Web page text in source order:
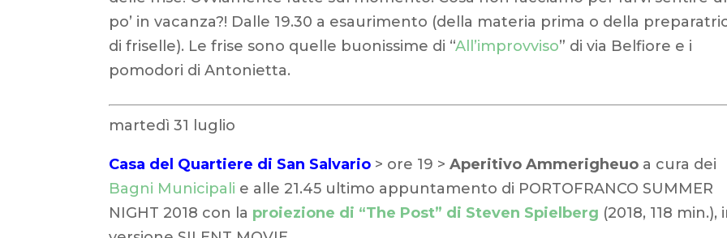
po’ in vacanza?! Dalle 19.30 a esaurimento (della materia prima o della
di friselle). Le frise sono quelle buonissime di “All’improvviso” di via Belfiore e i
pomodori di Antonietta.
martedì 31 luglio
Casa del Quartiere di San Salvario > ore 19 >Aperitivo Ammerigheuo a cura dei
Bagni Municipali e alle 21.45 ultimo appuntamento di PORTOFRANCO SUMMER
NIGHT 2018 con la proiezione di “The Post” di Steven Spielberg (2018, 118 min.),